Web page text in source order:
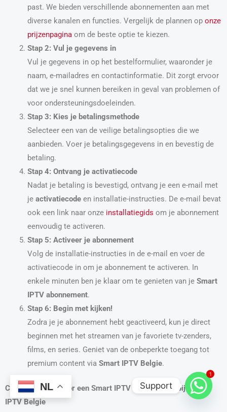
past. We bieden verschillende abonnementen aan met
diverse kanalen en functies. Vergelijk de plannen op onze
prijzenpaginaom de beste optie te kiezen.
Stap 2: Vul je gegevens in
Vul je gegevens in op het bestelformulier, waaronder je
naam, e-mailadres en contactinformatie. Dit zorgt ervoor
dat we je snel kunnen bereiken in geval van problemen of
voor ondersteuningsdoeleinden.
Stap 3: Kies je betalingsmethode
Selecteer een van de veilige betalingsopties die we
aanbieden. Voer je betalingsgegevens in en bevestig de
betaling.
Stap 4: Ontvang je activatiecode
Nadat je betaling is bevestigd, ontvang je een e-mail met
je activatiecodeen installatie-instructies. De e-mail bevat
ook een link naar onze installatiegids om je abonnement
eenvoudig te activeren.
Stap 5: Activeer je abonnement
Volg de installatie-instructies in de e-mail en voer de
activatiecode in om je abonnement te activeren. In
enkele minuten ben je klaar om te genieten van je Smart
IPTV abonnement.
Stap 6: Begin met kijken!
Zodra je je abonnement hebt geactiveerd, kun je direct
beginnen met het streamen van je favoriete tv-zenders,
films, en series. Geniet van de onbeperkte toegang tot
premium content via Smart IPTV Belgie.
Conclusie: Kies voor een Smart IPTV Abonnement bij Smart
IPTV Belgie
NL
1
Support